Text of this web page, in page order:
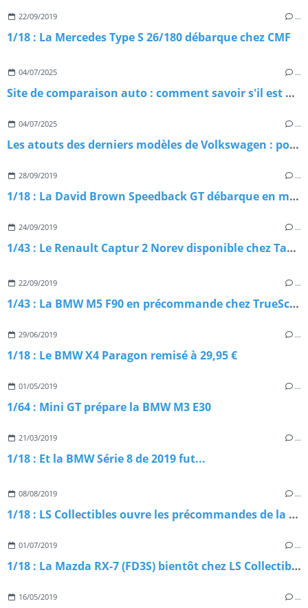
22/09/2019 …
1/18 : La Mercedes Type S 26/180 débarque chez CMF
04/07/2025 …
Site de comparaison auto : comment savoir s'il est digne de confiance ?
04/07/2025 …
Les atouts des derniers modèles de Volkswagen : pourquoi les choisir ?
28/09/2019 …
1/18 : La David Brown Speedback GT débarque en miniature
24/09/2019 …
1/43 : Le Renault Captur 2 Norev disponible chez Tacot
22/09/2019 …
1/43 : La BMW M5 F90 en précommande chez TrueScale Models
29/06/2019 …
1/18 : Le BMW X4 Paragon remisé à 29,95 €
01/05/2019 …
1/64 : Mini GT prépare la BMW M3 E30
21/03/2019 …
1/18 : Et la BMW Série 8 de 2019 fut...
08/08/2019 …
1/18 : LS Collectibles ouvre les précommandes de la Nissan Skyline 25 GT Turbo
01/07/2019 …
1/18 : La Mazda RX-7 (FD3S) bientôt chez LS Collectibles
16/05/2019 …